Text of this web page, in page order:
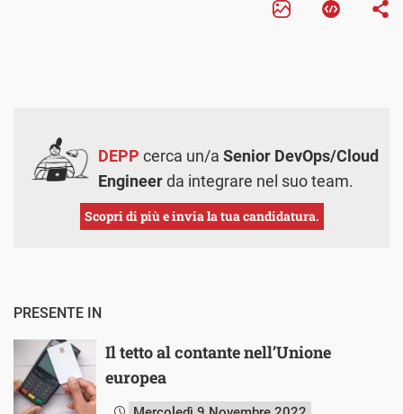
DEPP cerca un/a Senior DevOps/Cloud
Engineerda integrare nel suo team.
Scopri di più e invia la tua candidatura.
PRESENTE IN
Il tetto al contante nell’Unione
europea